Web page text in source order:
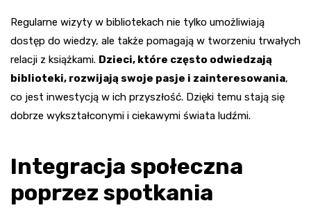
Regularne wizyty w bibliotekach nie tylko umożliwiają
dostęp do wiedzy, ale także pomagają w tworzeniu trwałych
relacji z książkami. Dzieci, które często odwiedzają
biblioteki, rozwijają swoje pasje i zainteresowania,
co jest inwestycją w ich przyszłość. Dzięki temu stają się
dobrze wykształconymi i ciekawymi świata ludźmi.
Integracja społeczna
poprzez spotkania